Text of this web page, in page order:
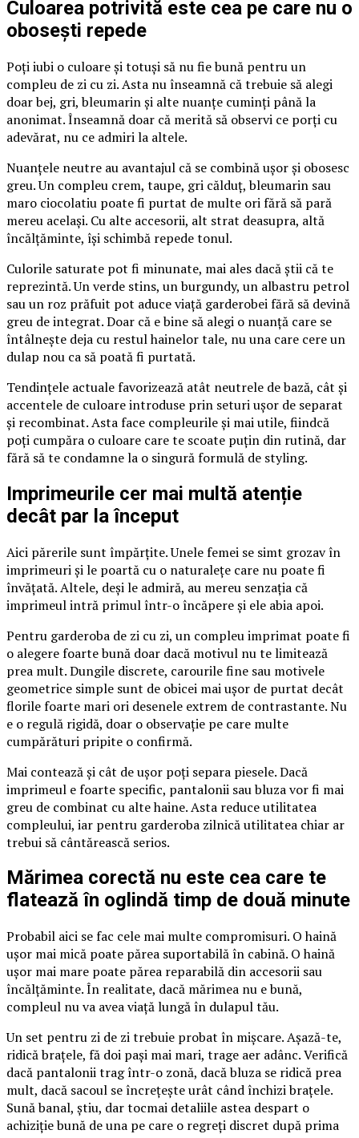
Culoarea potrivită este cea pe care nu o
obosești repede
Poți iubi o culoare și totuși să nu fie bună pentru un
compleu de zi cu zi. Asta nu înseamnă că trebuie să alegi
doar bej, gri, bleumarin și alte nuanțe cuminți până la
anonimat. Înseamnă doar că merită să observi ce porți cu
adevărat, nu ce admiri la altele.
Nuanțele neutre au avantajul că se combină ușor și obosesc
greu. Un compleu crem, taupe, gri călduț, bleumarin sau
maro ciocolatiu poate fi purtat de multe ori fără să pară
mereu același. Cu alte accesorii, alt strat deasupra, altă
încălțăminte, își schimbă repede tonul.
Culorile saturate pot fi minunate, mai ales dacă știi că te
reprezintă. Un verde stins, un burgundy, un albastru petrol
sau un roz prăfuit pot aduce viață garderobei fără să devină
greu de integrat. Doar că e bine să alegi o nuanță care se
întâlnește deja cu restul hainelor tale, nu una care cere un
dulap nou ca să poată fi purtată.
Tendințele actuale favorizează atât neutrele de bază, cât și
accentele de culoare introduse prin seturi ușor de separat
și recombinat. Asta face compleurile și mai utile, fiindcă
poți cumpăra o culoare care te scoate puțin din rutină, dar
fără să te condamne la o singură formulă de styling.
Imprimeurile cer mai multă atenție
decât par la început
Aici părerile sunt împărțite. Unele femei se simt grozav în
imprimeuri și le poartă cu o naturalețe care nu poate fi
învățată. Altele, deși le admiră, au mereu senzația că
imprimeul intră primul într-o încăpere și ele abia apoi.
Pentru garderoba de zi cu zi, un compleu imprimat poate fi
o alegere foarte bună doar dacă motivul nu te limitează
prea mult. Dungile discrete, carourile fine sau motivele
geometrice simple sunt de obicei mai ușor de purtat decât
florile foarte mari ori desenele extrem de contrastante. Nu
e o regulă rigidă, doar o observație pe care multe
cumpărături pripite o confirmă.
Mai contează și cât de ușor poți separa piesele. Dacă
imprimeul e foarte specific, pantalonii sau bluza vor fi mai
greu de combinat cu alte haine. Asta reduce utilitatea
compleului, iar pentru garderoba zilnică utilitatea chiar ar
trebui să cântărească serios.
Mărimea corectă nu este cea care te
flatează în oglindă timp de două minute
Probabil aici se fac cele mai multe compromisuri. O haină
ușor mai mică poate părea suportabilă în cabină. O haină
ușor mai mare poate părea reparabilă din accesorii sau
încălțăminte. În realitate, dacă mărimea nu e bună,
compleul nu va avea viață lungă în dulapul tău.
Un set pentru zi de zi trebuie probat în mișcare. Așază-te,
ridică brațele, fă doi pași mai mari, trage aer adânc. Verifică
dacă pantalonii trag într-o zonă, dacă bluza se ridică prea
mult, dacă sacoul se încrețește urât când închizi brațele.
Sună banal, știu, dar tocmai detaliile astea despart o
achiziție bună de una pe care o regreți discret după prima